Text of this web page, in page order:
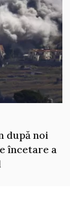
după noi
încetare a